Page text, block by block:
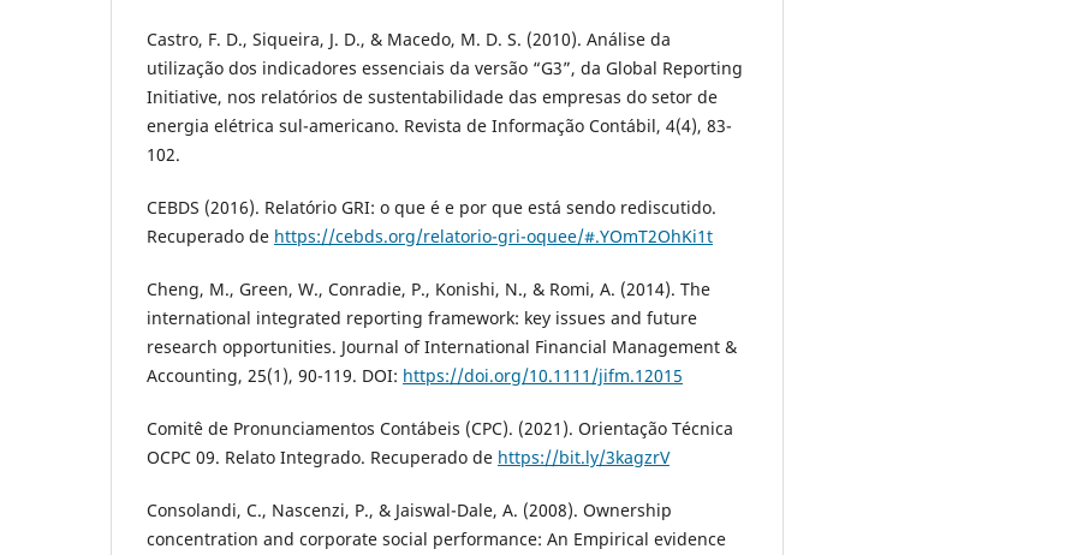
Castro, F. D., Siqueira, J. D., & Macedo, M. D. S. (2010). Análise da
utilização dos indicadores essenciais da versão “G3”, da Global Reporting
Initiative, nos relatórios de sustentabilidade das empresas do setor de
energia elétrica sul-americano. Revista de Informação Contábil, 4(4), 83-
102.
CEBDS (2016). Relatório GRI: o que é e por que está sendo rediscutido.
Recuperado de https://cebds.org/relatorio-gri-oquee/#.YOmT2OhKi1t
Cheng, M., Green, W., Conradie, P., Konishi, N., & Romi, A. (2014). The
international integrated reporting framework: key issues and future
research opportunities. Journal of International Financial Management &
Accounting, 25(1), 90-119. DOI: https://doi.org/10.1111/jifm.12015
Comitê de Pronunciamentos Contábeis (CPC). (2021). Orientação Técnica
OCPC 09. Relato Integrado. Recuperado de https://bit.ly/3kagzrV
Consolandi, C., Nascenzi, P., & Jaiswal-Dale, A. (2008). Ownership
concentration and corporate social performance: An Empirical evidence